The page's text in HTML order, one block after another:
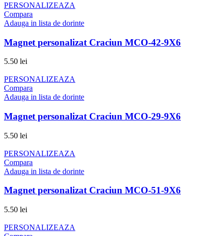
PERSONALIZEAZA
Compara
Adauga in lista de dorinte
Magnet personalizat Craciun MCO-42-9X6
5.50 lei
PERSONALIZEAZA
Compara
Adauga in lista de dorinte
Magnet personalizat Craciun MCO-29-9X6
5.50 lei
PERSONALIZEAZA
Compara
Adauga in lista de dorinte
Magnet personalizat Craciun MCO-51-9X6
5.50 lei
PERSONALIZEAZA